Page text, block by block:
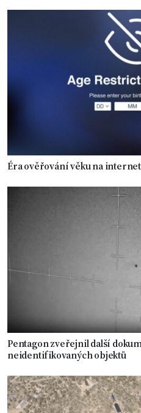
Éra ověřování věku na
Pentagon zveřejnil další
neidentifikovaných objektů